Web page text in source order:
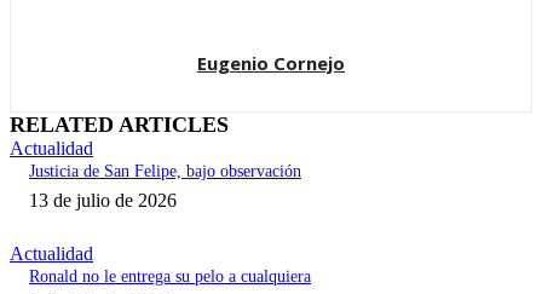
Eugenio Cornejo
RELATED ARTICLES
Actualidad
Justicia de San Felipe, bajo observación
13 de julio de 2026
Actualidad
Ronald no le entrega su pelo a cualquiera